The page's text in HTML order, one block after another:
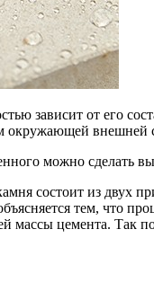
зависит от его
окружающей внешней
можно сделать
состоит из двух
тем, что
массы цемента. Так